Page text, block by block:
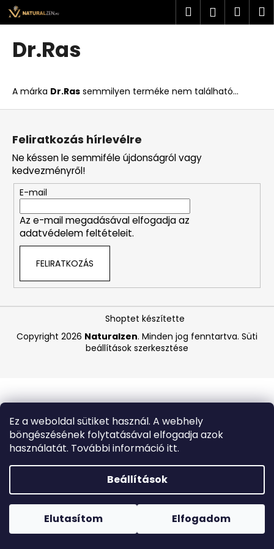
Ez a weboldal sütiket használ. A webhely
böngészésének folytatásával elfogadja azok
használatát. További információ itt.
Beállítások
Elutasítom Elfogadom
Ugrás
fő
tartalomhoz
Forró napokon nem javasoljuk a csomagautomatákba
történő kézbesítést. A magas hőmérsékletre érzékeny
termékek átvételkor nem biztos, hogy optimális állapotban
Keresés
Dr.Ras
A márka Dr.Ras semmilyen terméke nem található...
K
o
i
t
k
e
r
e
s
?
A
á
u
k
BIODERMA
PHOTODERM
PEDIATRICS
SPF
50+
(LEJÁRAT:
L
Feliratkozás hírlevélre
Ne késsen le semmiféle újdonságról vagy
kedvezményről!
E-mail
Az e-mail megadásával elfogadja az
adatvédelem feltételeit.
FELIRATKOZÁS
Shoptet készítette
Copyright 2026 Naturalzen. Minden jog fenntartva. Süti
beállítások szerkesztése